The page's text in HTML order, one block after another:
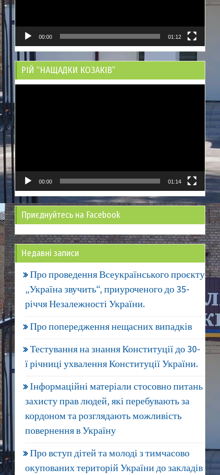
00:00 01:12
РІЙ “НАЩАДКИ КОЗАКІВ”
00:00 01:14
Приєднуйтесь на Facebook
Недавні записи
Про проведення Всеукраїнського проєкту
„Україна звучить“, приуроченого до 35-
річчя Незалежності України.
Про попередження нещасних випадків
Тестування на знання Конституції до 30-
ї річниці ухвалення Конституції України.
Інформаційні матеріали стосовно питань
захисту прав людей, які перебувають за
кордоном та розглядають можливість
повернення в Україну
Про вступ дітей та молоді з тимчасово
окупованих територій України до закладів